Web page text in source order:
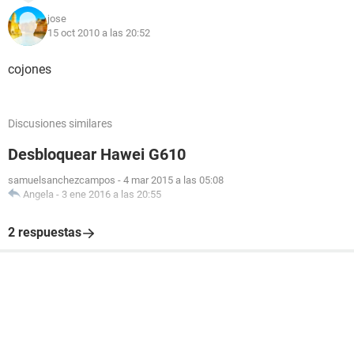
jose
15 oct 2010 a las 20:52
cojones
Discusiones similares
Desbloquear Hawei G610
samuelsanchezcampos - 4 mar 2015 a las 05:08
Angela - 3 ene 2016 a las 20:55
2 respuestas